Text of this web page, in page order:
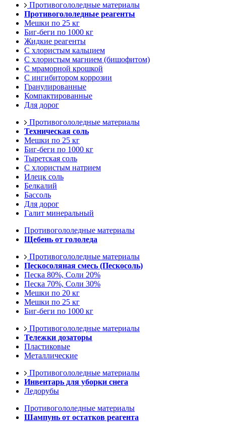
Противогололедные материалы
Противогололедные реагенты
Мешки по 25 кг
Биг-беги по 1000 кг
Жидкие реагенты
С хлористым кальцием
С хлористым магнием (бишофитом)
С мраморной крошкой
С ингибитором коррозии
Гранулированные
Компактированные
Для дорог
Противогололедные материалы
Техническая соль
Мешки по 25 кг
Биг-беги по 1000 кг
Тыретская соль
С хлористым натрием
Илецк соль
Белкалий
Бассоль
Для дорог
Галит минеральный
Противогололедные материалы
Щебень от гололеда
Противогололедные материалы
Пескосоляная смесь (Пескосоль)
Песка 80%, Соли 20%
Песка 70%, Соли 30%
Мешки по 20 кг
Мешки по 25 кг
Биг-беги по 1000 кг
Противогололедные материалы
Тележки дозаторы
Пластиковые
Металлические
Противогололедные материалы
Инвентарь для уборки снега
Ледорубы
Противогололедные материалы
Шампунь от остатков реагента